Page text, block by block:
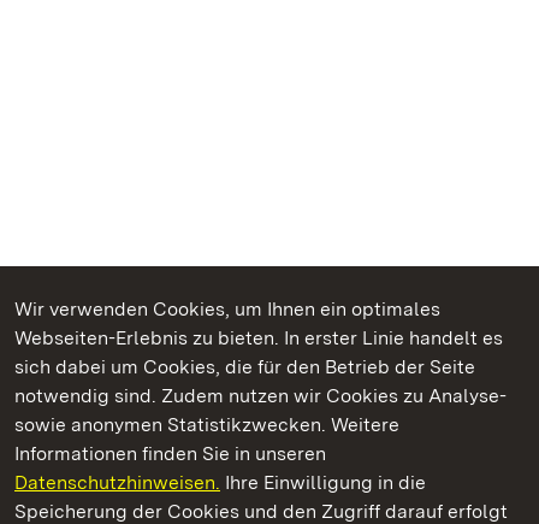
Wir verwenden Cookies, um Ihnen ein optimales
Webseiten-Erlebnis zu bieten. In erster Linie handelt es
sich dabei um Cookies, die für den Betrieb der Seite
notwendig sind. Zudem nutzen wir Cookies zu Analyse-
sowie anonymen Statistikzwecken. Weitere
Informationen finden Sie in unseren
Datenschutzhinweisen. Ihre Einwilligung in die
Speicherung der Cookies und den Zugriff darauf erfolgt
Kommen. Staunen. Genießen.
Staatliche Schlösser und Gärten Baden‑Württemberg